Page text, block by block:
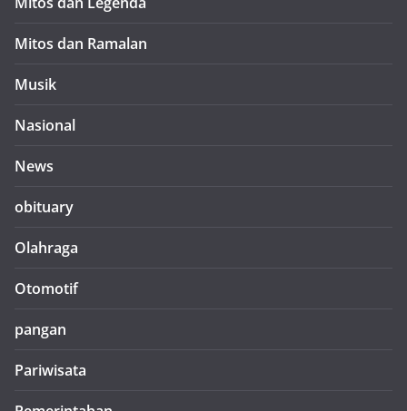
Mitos dan Ramalan
Musik
Nasional
News
obituary
Olahraga
Otomotif
pangan
Pariwisata